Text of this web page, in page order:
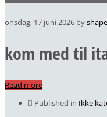
onsdag, 17 juni 2026 by
kom med til
Read more
Published in Ikke